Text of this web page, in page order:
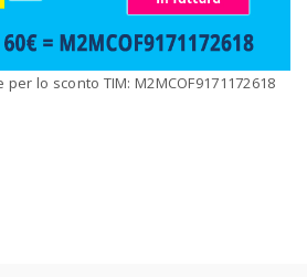
lo sconto TIM: M2MCOF9171172618